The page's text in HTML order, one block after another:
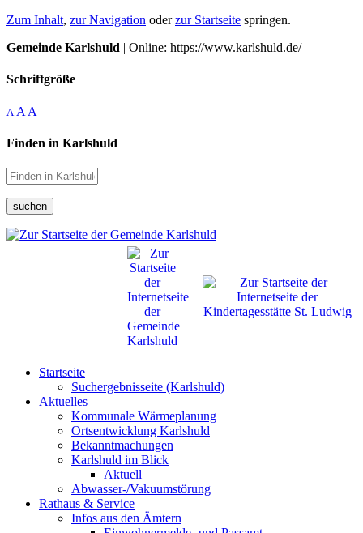
Zum Inhalt, zur Navigation oderzur Startseite springen.
Gemeinde Karlshuld | Online: https://www.karlshuld.de/
Schriftgröße
A A A
Finden in Karlshuld
suchen
Startseite
Suchergebnisseite (Karlshuld)
Aktuelles
Kommunale Wärmeplanung
Ortsentwicklung Karlshuld
Bekanntmachungen
Karlshuld im Blick
Aktuell
Abwasser-/Vakuumstörung
Rathaus & Service
Infos aus den Ämtern